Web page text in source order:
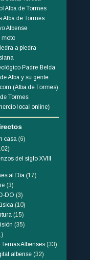
Alba de Tormes
Alba de Tormes
Albense
moto
a piedra
Padre Belda
Alba y su gente
(Alba de Tormes)
Tormes
local online)
casa (6)
del siglo XVIII
al Día (17)
(3)
DO (3)
(10)
(15)
(35)
Albenses (33)
albense (32)